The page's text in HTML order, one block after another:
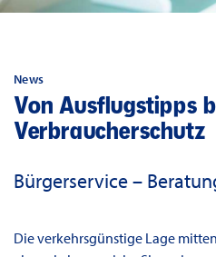
News
Von Ausflugstipps
Verbraucherschutz
Bürgerservice –
Die verkehrsgünstige Lage